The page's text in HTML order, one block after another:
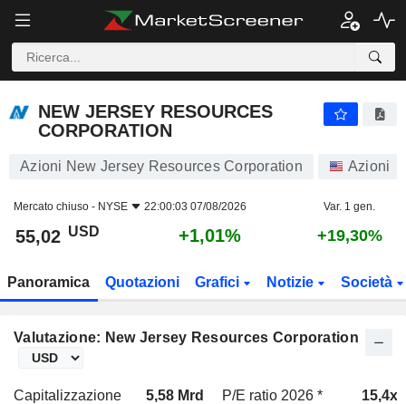
NEW JERSEY RESOURCES
CORPORATION
Azioni New Jersey Resources Corporation Azioni
Mercato chiuso - NYSE 22:00:03 07/08/2026 Var. 1 gen.
55,02 USD +1,01% +19,30%
Panoramica Quotazioni Grafici Notizie Società
Valutazione: New Jersey Resources Corporation
Capitalizzazione 5,58 Mrd P/E ratio 2026 *
15,4x